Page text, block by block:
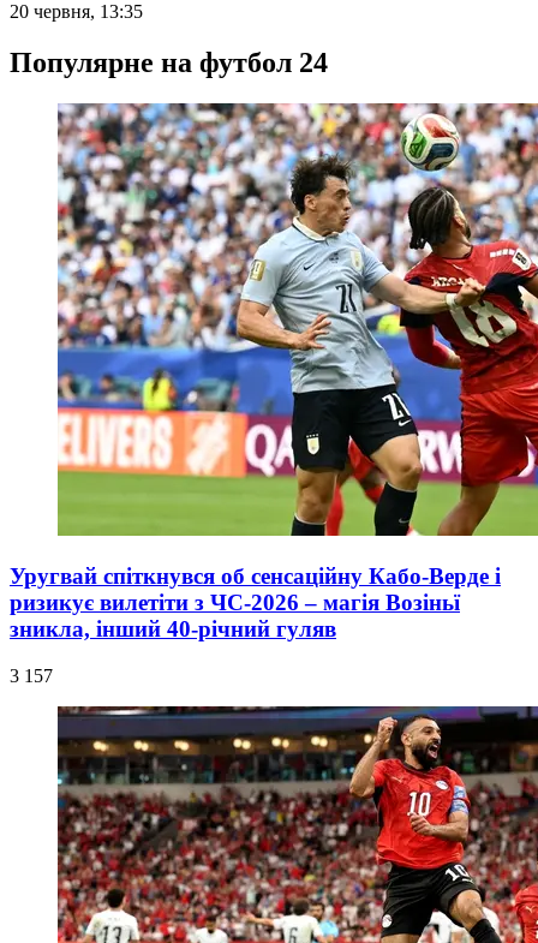
20 червня, 13:35
Популярне на футбол 24
Уругвай спіткнувся об сенсаційну Кабо-Верде і
ризикує вилетіти з ЧС-2026 – магія Возіньї
зникла, інший 40-річний гуляв
3 157